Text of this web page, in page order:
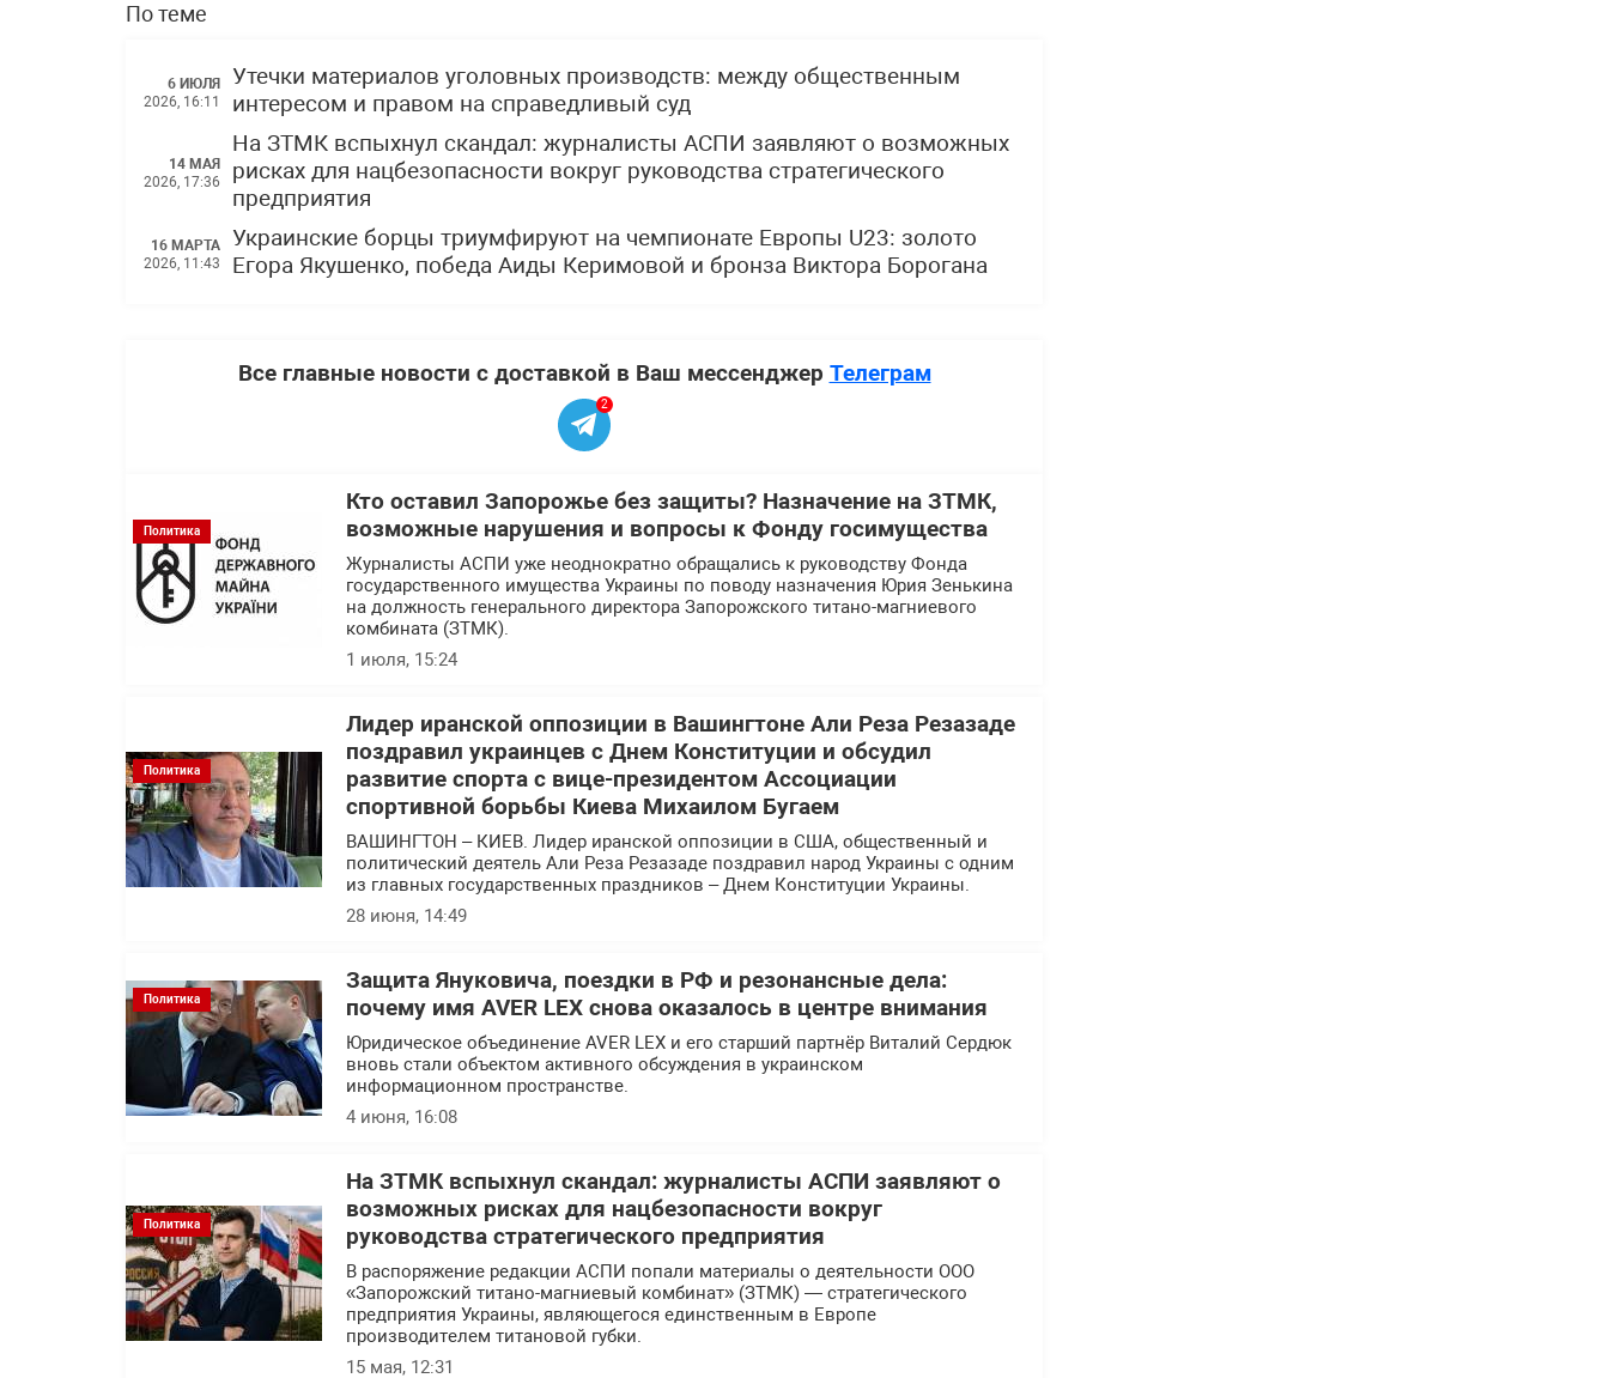
По теме
6 ИЮЛЯ
2026, 16:11
Утечки материалов уголовных производств: между общественным
интересом и правом на справедливый суд
14 МАЯ
2026, 17:36
На ЗТМК вспыхнул скандал: журналисты АСПИ заявляют о возможных
рисках для нацбезопасности вокруг руководства стратегического
предприятия
16 МАРТА
2026, 11:43
Украинские борцы триумфируют на чемпионате Европы U23: золото
Егора Якушенко, победа Аиды Керимовой и бронза Виктора Борогана
Все главные новости с доставкой в Ваш мессенджер Телеграм
2
Политика
Кто оставил Запорожье без защиты? Назначение на ЗТМК,
возможные нарушения и вопросы к Фонду госимущества
Журналисты АСПИ уже неоднократно обращались к руководству Фонда
государственного имущества Украины по поводу назначения Юрия Зенькина
на должность генерального директора Запорожского титано-магниевого
комбината (ЗТМК).
1 июля, 15:24
Политика
Лидер иранской оппозиции в Вашингтоне Али Реза Резазаде
поздравил украинцев с Днем Конституции и обсудил
развитие спорта с вице-президентом Ассоциации
спортивной борьбы Киева Михаилом Бугаем
ВАШИНГТОН – КИЕВ. Лидер иранской оппозиции в США, общественный и
политический деятель Али Реза Резазаде поздравил народ Украины с одним
из главных государственных праздников – Днем Конституции Украины.
28 июня, 14:49
Политика
Защита Януковича, поездки в РФ и резонансные дела:
почему имя AVER LEX снова оказалось в центре внимания
Юридическое объединение AVER LEX и его старший партнёр Виталий Сердюк
вновь стали объектом активного обсуждения в украинском
информационном пространстве.
4 июня, 16:08
Политика
На ЗТМК вспыхнул скандал: журналисты АСПИ заявляют о
возможных рисках для нацбезопасности вокруг
руководства стратегического предприятия
В распоряжение редакции АСПИ попали материалы о деятельности ООО
«Запорожский титано-магниевый комбинат» (ЗТМК) — стратегического
предприятия Украины, являющегося единственным в Европе
производителем титановой губки.
15 мая, 12:31